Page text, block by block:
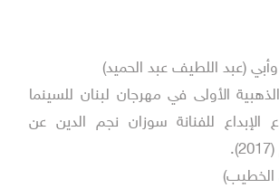
(عبد اللطيف عبد الحميد)
الأولى في مهرجان لبنان للسينما
للفنانة سوزان نجم الدين عن